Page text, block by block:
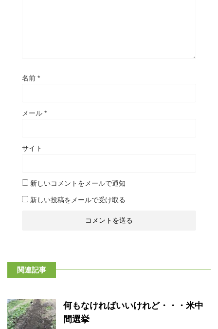
名前 *
メール *
サイト
新しいコメントをメールで通知
新しい投稿をメールで受け取る
関連記事
何もなければいいけれど・・・米中
間選挙